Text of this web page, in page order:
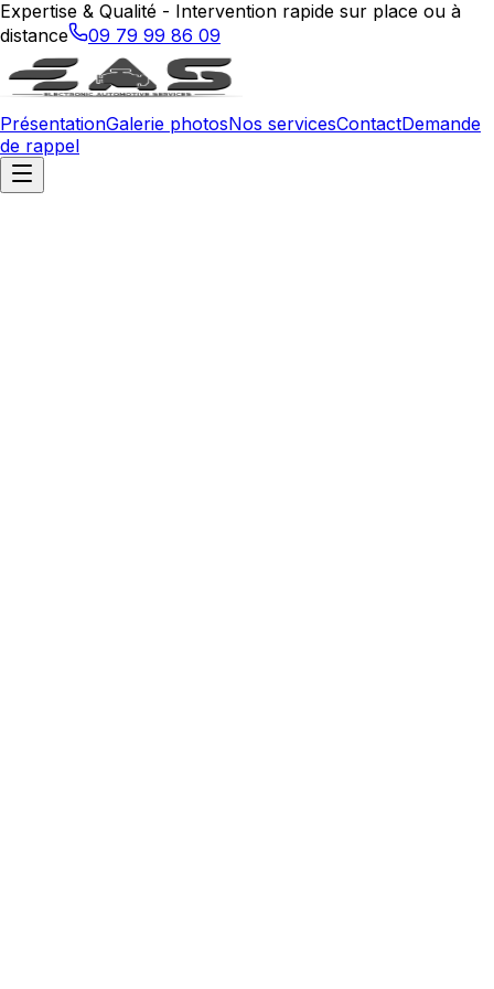
Expertise & Qualité - Intervention rapide sur place ou à
distance
09 79 99 86 09
PrésentationGalerie photosNos servicesContactDemande
de rappel